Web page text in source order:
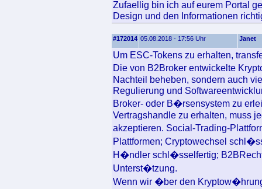
Zufaellig bin ich auf eurem Portal
Design und den Informationen
#172014 05.08.2018 - 17:56 Uhr Janet
Um ESC-Tokens zu erhalten,
Die von B2Broker entwickelte
Nachteil beheben, sondern auch
Regulierung und
Broker- oder B�rsensystem zu
Vertragshandle zu erhalten, muss
akzeptieren. Social-Trading-
Plattformen; Cryptowechsel
H�ndler schl�sselfertig;
Unterst�tzung.
Wenn wir �ber den